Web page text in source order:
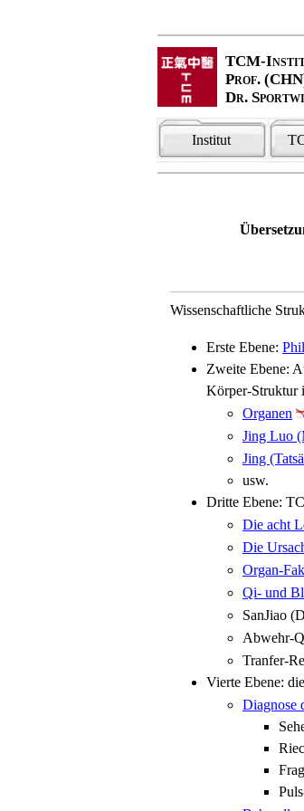
TCM-
Prof.
Dr.
Institut
Wissenschaftliche
Erste Ebene:
Zweite Ebene:
Körper-Struktur
Organen
Jing Luo
Jing
usw.
Dritte Ebene:
Die acht
Die
Organ-
Qi- und
SanJiao
Abwehr-
Tranfer-
Vierte Ebene:
Diagnose